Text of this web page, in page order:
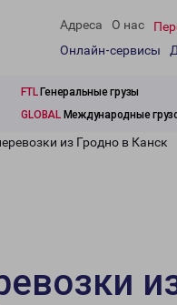
Адреса О нас
Онлайн-сервисы
FTLГенеральные грузы
GLOBALМеждународные
из Гродно в Канск